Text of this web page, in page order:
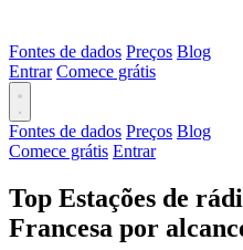
Fontes de dados Preços Blog
Entrar Comece grátis
Fontes de dados Preços Blog
Comece grátis Entrar
Top Estações de
Francesa por